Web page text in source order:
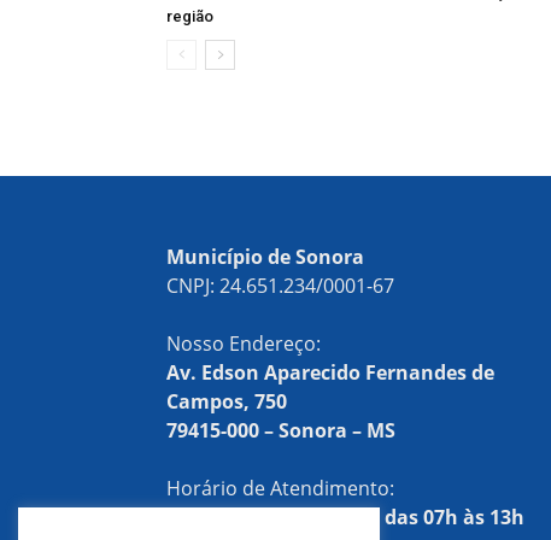
região
Município de Sonora
CNPJ: 24.651.234/0001-67
Nosso Endereço:
Av. Edson Aparecido Fernandes de
Campos, 750
79415-000 – Sonora – MS
Horário de Atendimento:
Segunda a sexta-feira, das 07h às 13h